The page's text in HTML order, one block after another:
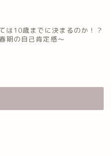
は10歳までに決まるのか！？
期の自己肯定感～